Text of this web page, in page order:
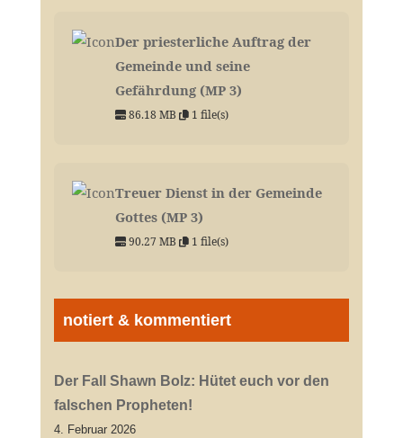
Der priesterliche Auftrag der
Gemeinde und seine
Gefährdung (MP 3)
86.18 MB 1 file(s)
Treuer Dienst in der Gemeinde
Gottes (MP 3)
90.27 MB 1 file(s)
notiert & kommentiert
Der Fall Shawn Bolz: Hütet euch vor den
falschen Propheten!
4. Februar 2026